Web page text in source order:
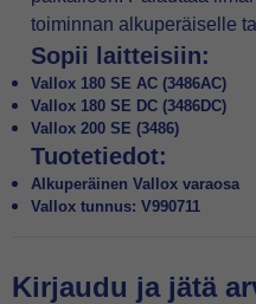
toiminnan alkuperäiselle
Sopii laitteisiin:
Vallox 180 SE AC (3486AC)
Vallox 180 SE DC (3486DC)
Vallox 200 SE (3486)
Tuotetiedot:
Alkuperäinen Vallox varaosa
Vallox tunnus: V990711
Kirjaudu ja jätä